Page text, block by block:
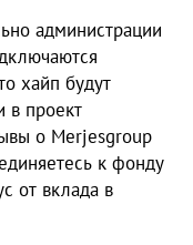
администрации
хайп будут
в проект
о Merjesgroup
к фонду
от вклада в